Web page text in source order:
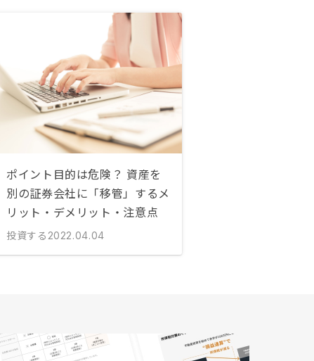
ポイント目的は危険？ 資産を
別の証券会社に「移管」するメ
リット・デメリット・注意点
投資する 2022.04.04